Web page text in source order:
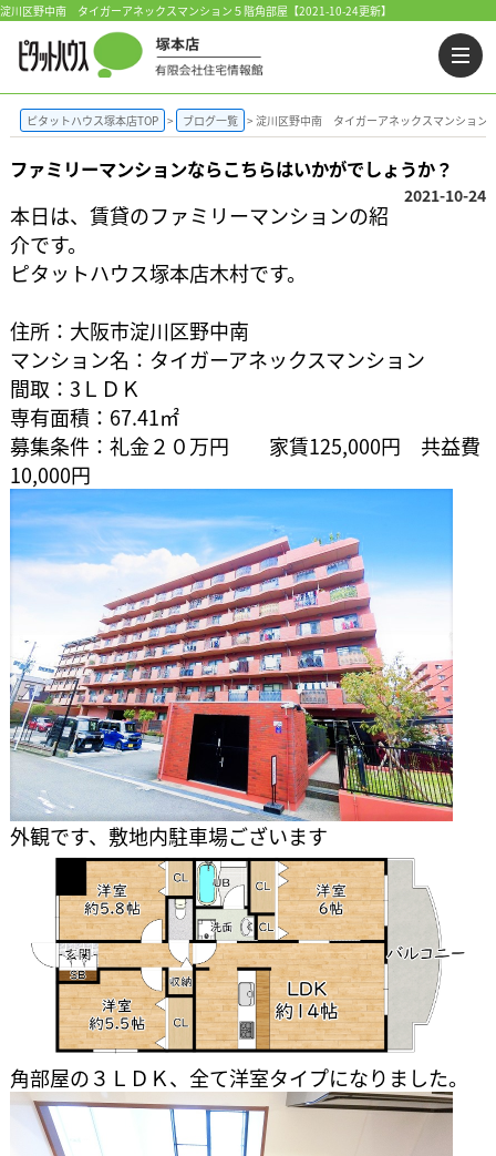
淀川区野中南 タイガーアネックスマンション５階角部屋【2021-10-24更新】
ピタットハウス塚本店TOP ブログ一覧 淀川区野中南 タイガーアネックスマンション
ファミリーマンションならこちらはいかがでしょうか？
2021-10-24
本日は、賃貸のファミリーマンションの紹
介です。
ピタットハウス塚本店木村です。
住所：大阪市淀川区野中南
マンション名：タイガーアネックスマンション
間取：3ＬＤＫ
専有面積：67.41㎡
募集条件：礼金２０万円 家賃125,000円 共益費
10,000円
外観です、敷地内駐車場ございます
角部屋の３ＬＤＫ、全て洋室タイプになりました。